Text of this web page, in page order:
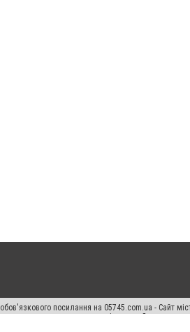
посилання на 05745.com.ua - Сайт
виняткових прав переслідується Законом.